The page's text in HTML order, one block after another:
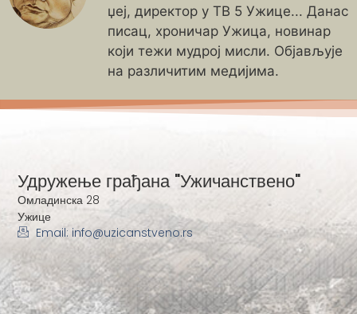
џеј, директор у ТВ 5 Ужице... Данас
писац, хроничар Ужица, новинар
који тежи мудрој мисли. Објављује
на различитим медијима.
Удружење грађана "Ужичанствено"
Омладинска 28
Ужице
Email: info@uzicanstveno.rs